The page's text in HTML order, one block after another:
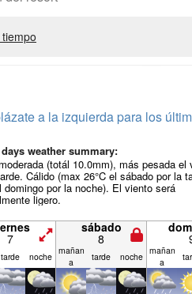
a la izquierda para los
weather summary:
(totál 10.0mm), más pesada el
Cálido (max 26°C el sábado por la
domingo por la noche). El viento será
ligero.
7
sábado
8
tarde noche mañan
a
tarde noche mañan
a